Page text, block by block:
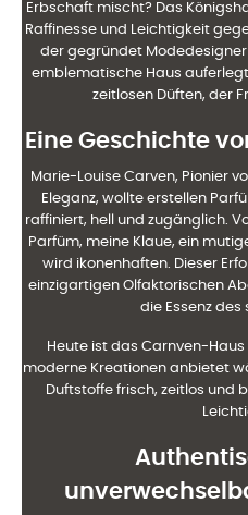
Erbschaft mischt? Das
Raffinesse und Leichtigkeit
der gegründet
emblematische Haus auferlegt
zeitlosen Düften, der
Eine Geschichte
Marie-Louise Carven, Pionier
Eleganz, wollte erstellen
raffiniert, hell und zugänglich.
Parfüm, meine Klaue, ein
wird ikonenhaften. Dieser
einzigartigen Olfaktorischen
die Essenz des
Heute ist das Carnven-
moderne Kreationen anbietet
Duftstoffe frisch, zeitlos und